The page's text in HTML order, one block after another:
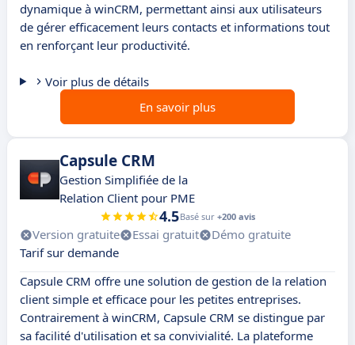
dynamique à winCRM, permettant ainsi aux utilisateurs
de gérer efficacement leurs contacts et informations tout
en renforçant leur productivité.
Voir plus de détails
En savoir plus
Capsule CRM
Gestion Simplifiée de la
Relation Client pour PME
4.5Basé sur +200 avis
Version gratuite Essai gratuit
Démo gratuite
Tarif sur demande
Capsule CRM offre une solution de gestion de la relation
client simple et efficace pour les petites entreprises.
Contrairement à winCRM, Capsule CRM se distingue par
sa facilité d'utilisation et sa convivialité. La plateforme